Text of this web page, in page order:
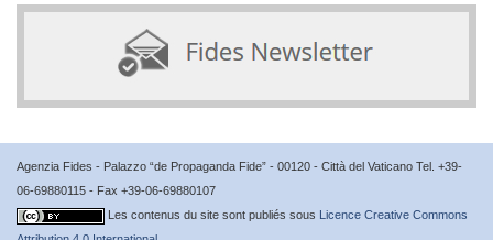
Agenzia Fides - Palazzo “de Propaganda Fide” - 00120 - Città del Vaticano Tel. +39-
06-69880115 - Fax +39-06-69880107
Les contenus du site sont publiés sous Licence Creative Commons